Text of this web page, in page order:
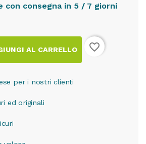
con consegna in 5 / 7 giorni
AL CARRELLO favorite_border
per i nostri clienti
ed originali